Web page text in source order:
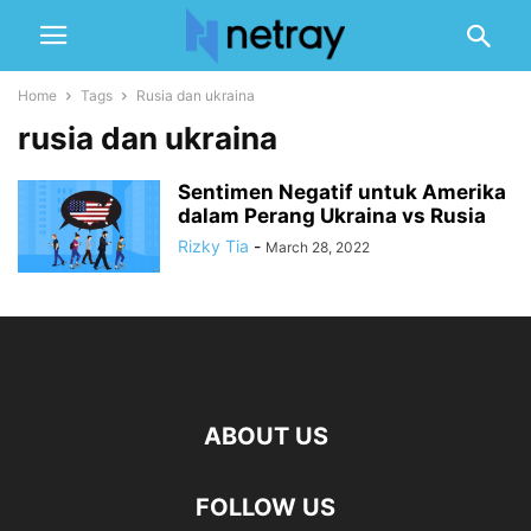
Home Tags Rusia dan ukraina
rusia dan ukraina
Sentimen Negatif untuk Amerika
dalam Perang Ukraina vs Rusia
Rizky Tia - March 28, 2022
ABOUT US
FOLLOW US